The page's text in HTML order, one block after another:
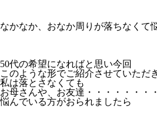
なかなか、おなか周りが落ちなくて
50代の希望になればと思い今回
このような形でご紹介させていただ
私は落とさなくても
お母さんや、お友達・・・・・・・・
悩んでいる方がおられましたら